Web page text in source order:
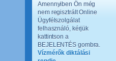
Amennyiben Ön még
nem regisztrált Online
Ügyfélszolgálat
felhasználó, kérjük
kattintson a
BEJELENTÉS gombra.
Vízmérők diktálási